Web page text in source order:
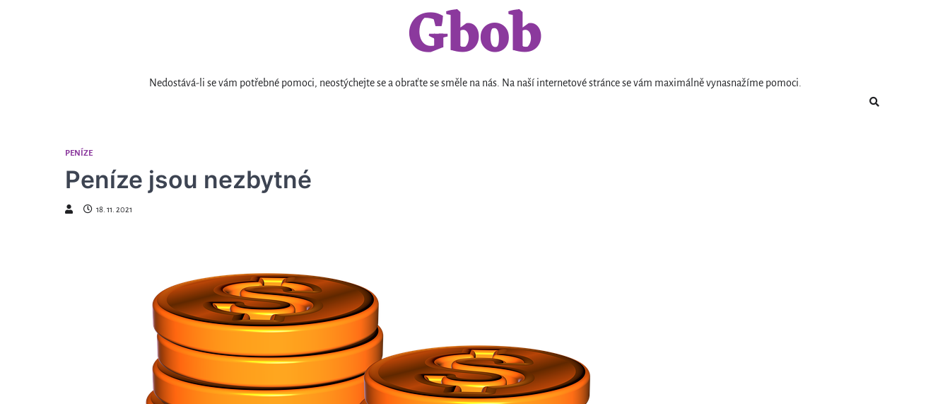
Gbob
Nedostává-li se vám potřebné pomoci, neostýchejte se a obraťte se směle na nás. Na naší internetové stránce se vám maximálně vynasnažíme pomoci.
PENÍZE
Peníze jsou nezbytné
18. 11. 2021